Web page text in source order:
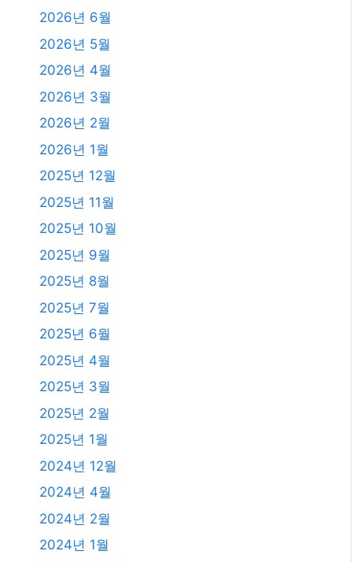
2026년 6월
2026년 5월
2026년 4월
2026년 3월
2026년 2월
2026년 1월
2025년 12월
2025년 11월
2025년 10월
2025년 9월
2025년 8월
2025년 7월
2025년 6월
2025년 4월
2025년 3월
2025년 2월
2025년 1월
2024년 12월
2024년 4월
2024년 2월
2024년 1월